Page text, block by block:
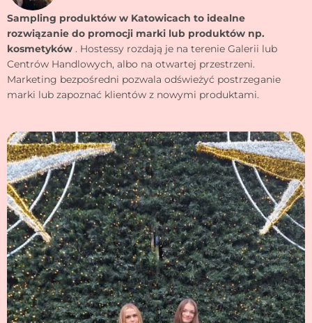
Sampling produktów w Katowicach to idealne
rozwiązanie do promocji marki lub produktów np.
kosmetyków . Hostessy rozdają je na terenie Galerii lub
Centrów Handlowych, albo na otwartej przestrzeni.
Marketing bezpośredni pozwala odświeżyć postrzeganie
marki lub zapoznać klientów z nowymi produktami.